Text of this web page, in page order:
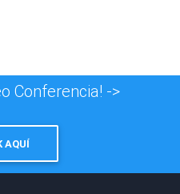
Conferencia! ->
AQUÍ